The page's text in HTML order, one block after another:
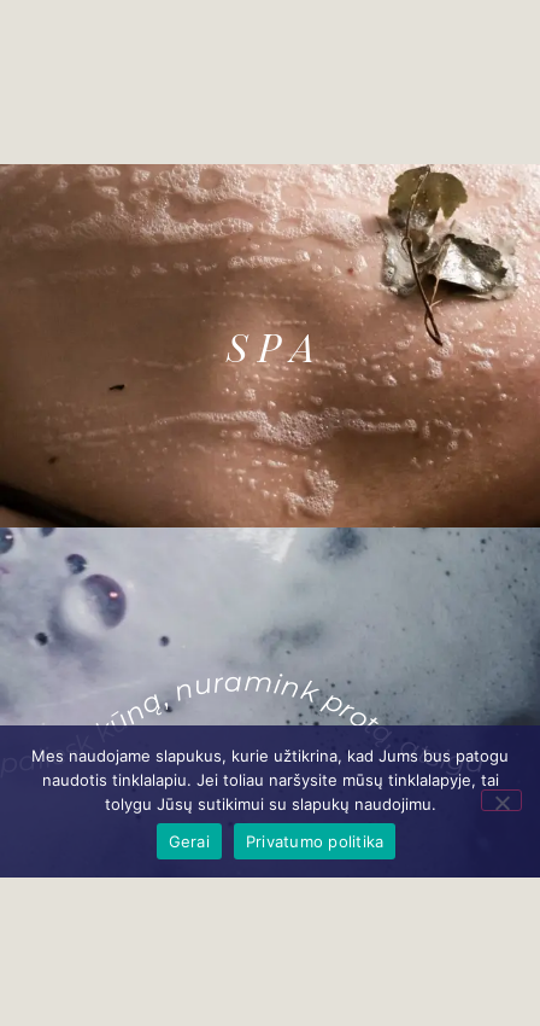
S P A
paliesk kūną, nuramink protą, atsigaivink sieloje
Mes naudojame slapukus, kurie užtikrina, kad Jums bus patogu
naudotis tinklalapiu. Jei toliau naršysite mūsų tinklalapyje, tai
tolygu Jūsų sutikimui su slapukų naudojimu.
Gerai
Privatumo politika